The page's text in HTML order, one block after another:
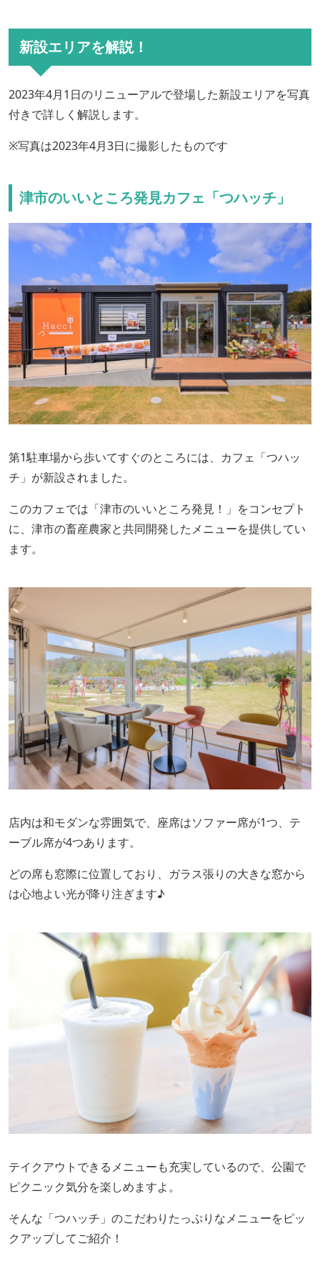
新設エリアを解説！
2023年4月1日のリニューアルで登場した新設エリアを写真
付きで詳しく解説します。
※写真は2023年4月3日に撮影したものです
津市のいいところ発見カフェ「つハッチ」
第1駐車場から歩いてすぐのところには、カフェ「つハッ
チ」が新設されました。
このカフェでは「津市のいいところ発見！」をコンセプト
に、津市の畜産農家と共同開発したメニューを提供してい
ます。
店内は和モダンな雰囲気で、座席はソファー席が1つ、テ
ーブル席が4つあります。
どの席も窓際に位置しており、ガラス張りの大きな窓から
は心地よい光が降り注ぎます♪
テイクアウトできるメニューも充実しているので、公園で
ピクニック気分を楽しめますよ。
そんな「つハッチ」のこだわりたっぷりなメニューをピッ
クアップしてご紹介！